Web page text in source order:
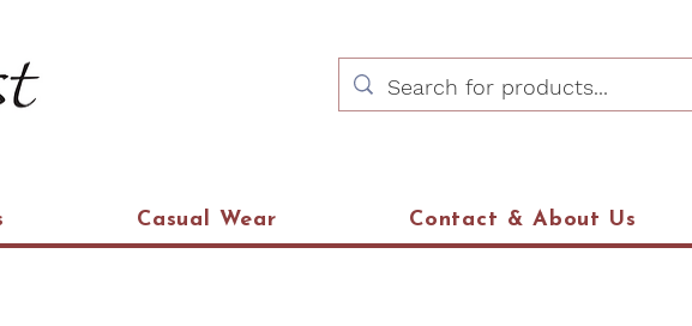
Casual Wear Contact & About Us